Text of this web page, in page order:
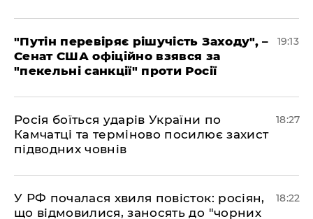
​"Путін перевіряє рішучість Заходу", –
Сенат США офіційно взявся за
"пекельні санкції" проти Росії
19:13
​Росія боїться ударів України по
Камчатці та терміново посилює захист
підводних човнів
18:27
​У РФ почалася хвиля повісток: росіян,
що відмовилися, заносять до "чорних
18:22